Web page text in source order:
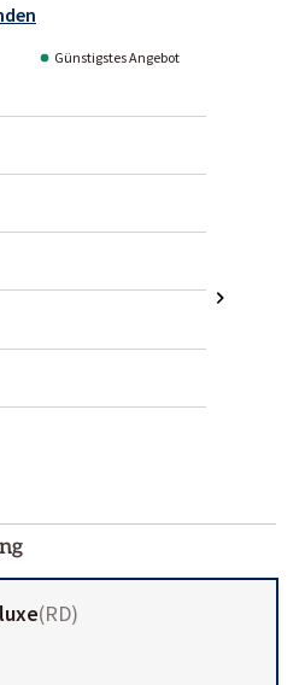
Günstigstes Angebot
(RD)